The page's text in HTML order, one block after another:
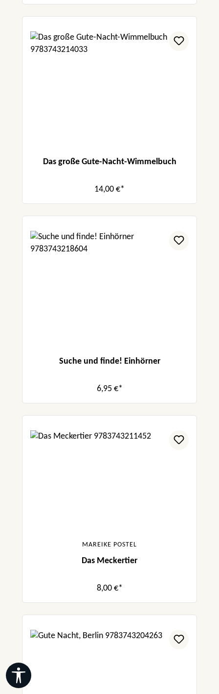
Das große Gute-Nacht-Wimmelbuch
14,00 €*
Suche und finde! Einhörner
6,95 €*
MAREIKE POSTEL
Das Meckertier
8,00 €*
Werkzeugleiste anzeigen